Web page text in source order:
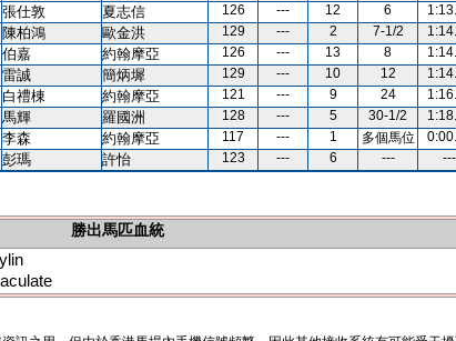
張仕敦 夏志信 126 --- 12 6
陳柏鴻 歐金洪 129 --- 2 7-1/2
伯嘉 約翰摩亞 126 --- 13 8
雷誠 簡炳墀 129 --- 10 12
白禮棟 約翰摩亞 121 --- 9 24
馬輝 羅國洲 128 --- 5 30-1/2
李森 約翰摩亞 117 --- 1 多個馬位
彭瑪 許怡 123 --- 6 --- ---
勝出馬匹血統